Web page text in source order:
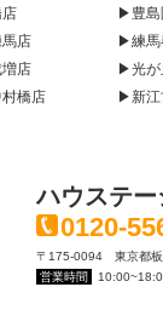
店
店
橋店
▶豊島
▶練馬
▶光が
▶新江
ハウステ
0120-
〒175-0094 東京都板
営業時間